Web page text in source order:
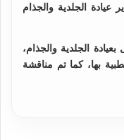
عيادة الجلدية والجذام
الجلدية والجذام،
بها، كما تم مناقشة